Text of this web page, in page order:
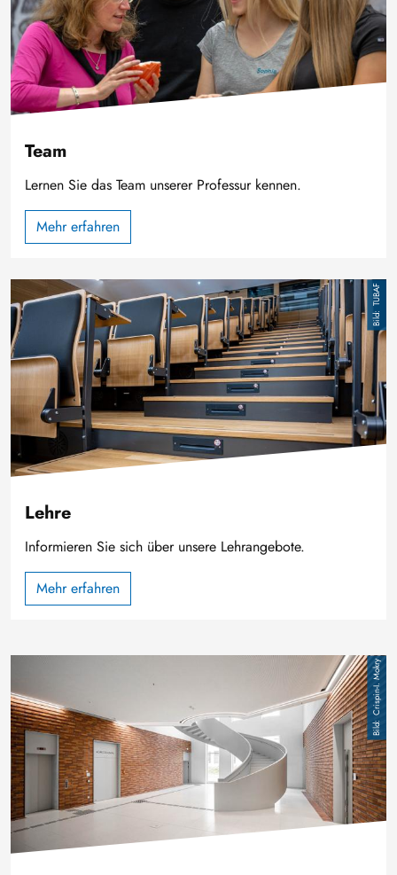
Team
Lernen Sie das Team unserer Professur kennen.
Mehr erfahren
Bild TUBAF
Lehre
Informieren Sie sich über unsere Lehrangebote.
Mehr erfahren
Crispin-I. Mokry